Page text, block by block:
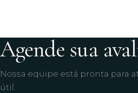
Agende sua
Nossa equipe está pronta para
útil.